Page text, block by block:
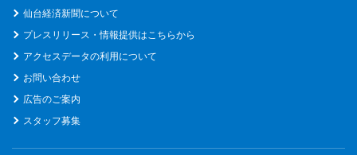
仙台経済新聞について
プレスリリース・情報提供はこちらから
アクセスデータの利用について
お問い合わせ
広告のご案内
スタッフ募集